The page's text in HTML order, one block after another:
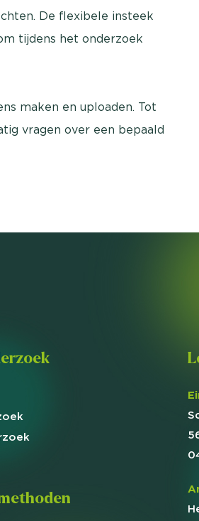
De flexibele insteek
tijdens het onderzoek
maken en uploaden. Tot
vragen over een bepaald